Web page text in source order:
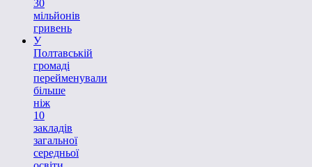
30
мільйонів
гривень
У
Полтавській
громаді
перейменували
більше
ніж
10
закладів
загальної
середньої